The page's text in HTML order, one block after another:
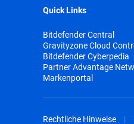
Quick Links
Bitdefender Central
Gravityzone Cloud
Bitdefender Cyberpedia
Partner Advantage
Markenportal
Rechtliche Hinweise